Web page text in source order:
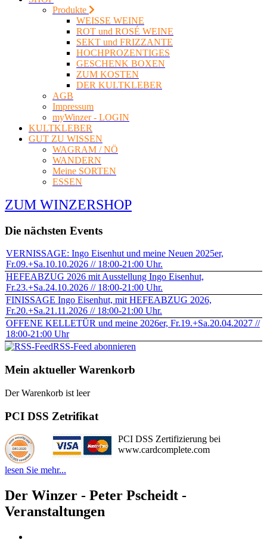
Produkte
WEISSE WEINE
ROT und ROSÉ WEINE
SEKT und FRIZZANTE
HOCHPROZENTIGES
GESCHENK BOXEN
ZUM KOSTEN
DER KULTKLEBER
AGB
Impressum
myWinzer - LOGIN
KULTKLEBER
GUT ZU WISSEN
WAGRAM / NÖ
WANDERN
Meine SORTEN
ESSEN
ZUM WINZERSHOP
Die nächsten Events
VERNISSAGE: Ingo Eisenhut und meine Neuen 2025er,
Fr.09.+Sa.10.10.2026 // 18:00-21:00 Uhr.
HEFEABZUG 2026 mit Ausstellung Ingo Eisenhut,
Fr.23.+Sa.24.10.2026 // 18:00-21:00 Uhr.
FINISSAGE Ingo Eisenhut, mit HEFEABZUG 2026,
Fr.20.+Sa.21.11.2026 // 18:00-21:00 Uhr.
OFFENE KELLETÜR und meine 2026er, Fr.19.+Sa.20.04.2027 //
18:00-21:00 Uhr
RSS-Feed abonnieren
Mein aktueller Warenkorb
Der Warenkorb ist leer
PCI DSS Zetrifikat
PCI DSS Zertifizierung bei
www.cardcomplete.com
lesen Sie mehr...
Der Winzer - Peter Pscheidt -
Veranstaltungen